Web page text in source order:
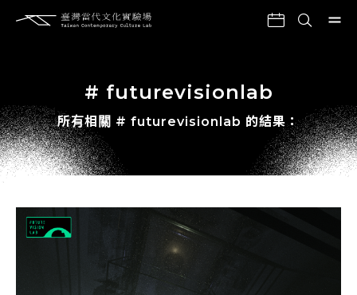
# futurevisionlab
所有相關 # futurevisionlab 的結果：